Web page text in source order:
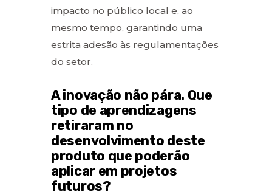
impacto no público local e, ao
mesmo tempo, garantindo uma
estrita adesão às regulamentações
do setor.
A inovação não pára. Que
tipo de aprendizagens
retiraram no
desenvolvimento deste
produto que poderão
aplicar em projetos
futuros?